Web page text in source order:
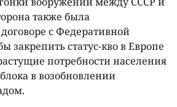
также была
с Федеративной
закрепить статус-кво в Европе
потребности населения
в возобновлении